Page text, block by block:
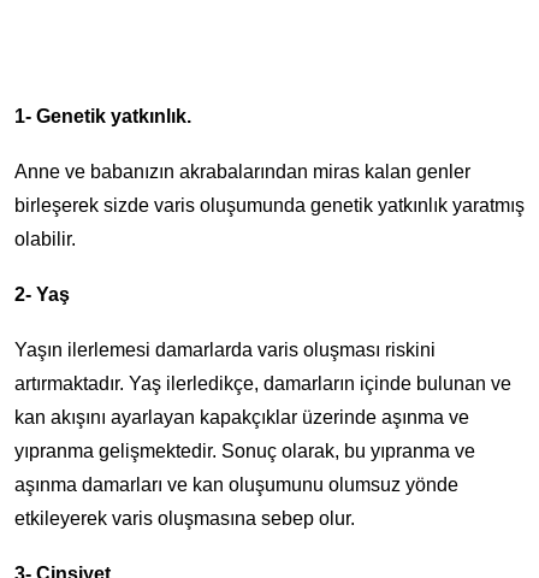
1- Genetik yatkınlık.
Anne ve babanızın akrabalarından miras kalan genler
birleşerek sizde varis oluşumunda genetik yatkınlık yaratmış
olabilir.
2- Yaş
Yaşın ilerlemesi damarlarda varis oluşması riskini
artırmaktadır. Yaş ilerledikçe, damarların içinde bulunan ve
kan akışını ayarlayan kapakçıklar üzerinde aşınma ve
yıpranma gelişmektedir. Sonuç olarak, bu yıpranma ve
aşınma damarları ve kan oluşumunu olumsuz yönde
etkileyerek varis oluşmasına sebep olur.
3- Cinsiyet